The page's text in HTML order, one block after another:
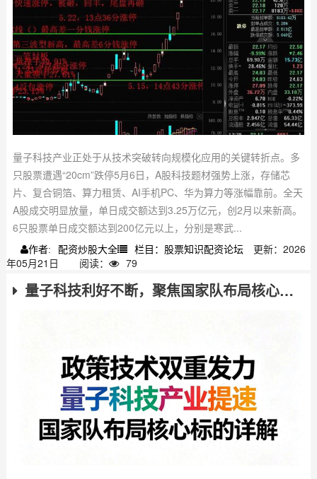
量子科技产业正处于从技术突破转向规模化应用的关键转折点。多
只股票遭遇“20cm”跌停5月6日，A股科技题材强势上涨，存储芯
片、复合铜箔、算力租赁、AI手机PC、华为算力等涨幅靠前。全天
A股成交明显放量，单日成交额达到3.25万亿元，创2月以来新高。
6只股票单日成交额达到200亿元以上，分别是寒武...
作者: 配资炒股大全 栏目：股票知识配资论坛
更新：2026
年05月21日
阅读： 79
量子科技利好不断，聚焦国家队布局核心标的，助投资者认清价值